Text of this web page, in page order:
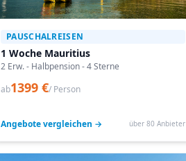
PAUSCHALREISEN
1 Woche Mauritius
2 Erw. - Halbpension - 4 Sterne
ab1399 €/ Person
Angebote vergleichen → über 80 Anbieter